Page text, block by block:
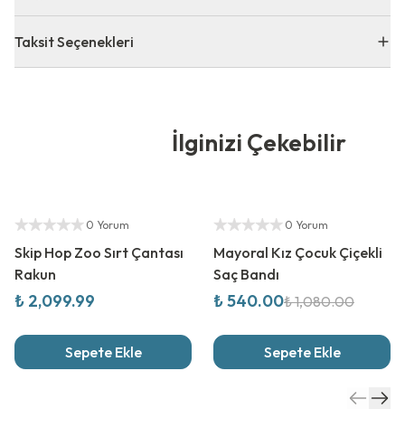
Taksit Seçenekleri
İlginizi Çekebilir
0 Yorum
Skip Hop Zoo Sırt Çantası
Rakun
₺ 2,099.99
Sepete Ekle
Yetkili Satıcı
0 Yorum
Mayoral Kız Çocuk Çiçekli
Saç Bandı
₺ 540.00₺ 1,080.00
Sepete Ekle